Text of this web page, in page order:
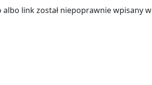
link został niepoprawnie wpisany w